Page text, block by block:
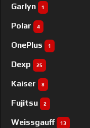
Garlyn 1
Polar 4
OnePlus 1
Dexp 25
Kaiser 8
Fujitsu 2
Weissgauff 13